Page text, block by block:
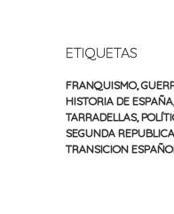
ETIQUETAS
FRANQUISMO,
HISTORIA DE ESPAÑA
TARRADELLAS,
SEGUNDA REPUBLICA
TRANSICION